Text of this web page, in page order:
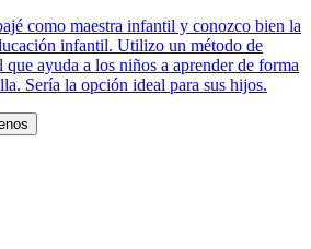
como maestra infantil y conozco bien la
infantil. Utilizo un método de
que ayuda a los niños a aprender de forma
Sería la opción ideal para sus hijos.